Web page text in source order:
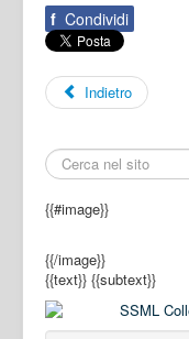
f Condividi
Indietro
{{#image}}
{{/image}}
{{text}} {{subtext}}